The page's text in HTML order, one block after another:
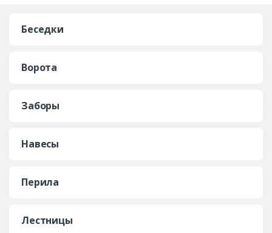
Беседки
Ворота
Заборы
Навесы
Перила
Лестницы